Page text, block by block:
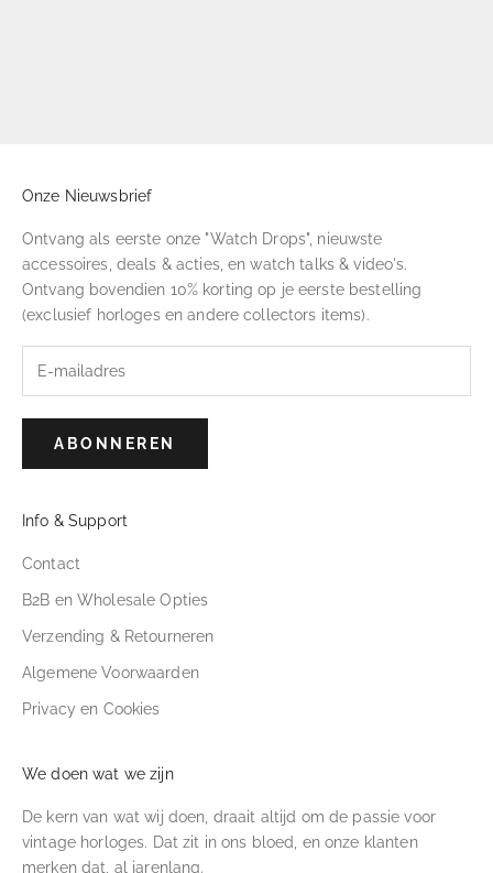
Onze Nieuwsbrief
Ontvang als eerste onze "Watch Drops", nieuwste
accessoires, deals & acties, en watch talks & video's.
Ontvang bovendien 10% korting op je eerste bestelling
(exclusief horloges en andere collectors items).
ABONNEREN
Info & Support
Contact
B2B en Wholesale Opties
Verzending & Retourneren
Algemene Voorwaarden
Privacy en Cookies
We doen wat we zijn
De kern van wat wij doen, draait altijd om de passie voor
vintage horloges. Dat zit in ons bloed, en onze klanten
merken dat, al jarenlang.